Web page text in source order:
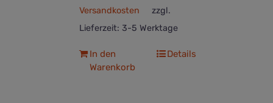
zzgl.
Versandkosten
Lieferzeit: 3-5 Werktage
In den
Warenkorb
Details